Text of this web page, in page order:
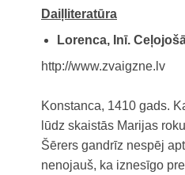
Daiļliteratūra
Lorenca, Inī.
http://www.zvaigzne.lv
Konstanca, 1410 gads.
lūdz skaistās Marijas
Šērers gandrīz nespēj
nenojauš, ka iznesīgo